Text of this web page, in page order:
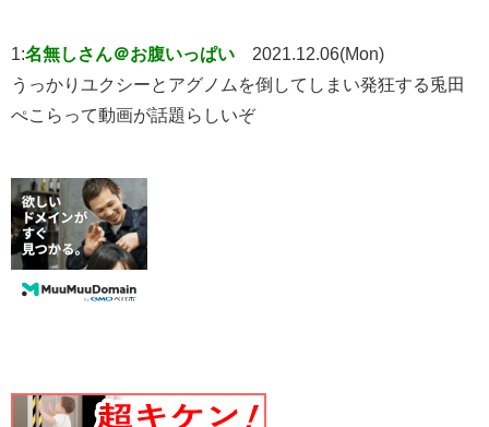
1:名無しさん＠お腹いっぱい
2021.12.06(Mon)
うっかりユクシーとアグノムを倒してしまい発狂する兎田
ぺこらって動画が話題らしいぞ